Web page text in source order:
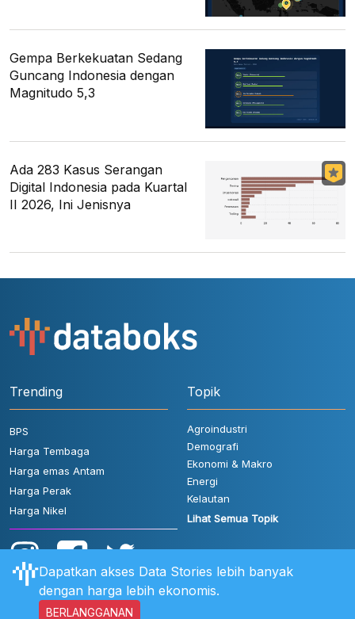
Gempa Berkekuatan Sedang
Guncang Indonesia dengan
Magnitudo 5,3
Ada 283 Kasus Serangan
Digital Indonesia pada Kuartal
II 2026, Ini Jenisnya
Trending
BPS
Harga Tembaga
Harga emas Antam
Harga Perak
Harga Nikel
Topik
Agroindustri
Demografi
Ekonomi & Makro
Energi
Kelautan
Lihat Semua Topik
Dapatkan akses Data Stories lebih banyak
dengan harga lebih ekonomis.
BERLANGGANAN